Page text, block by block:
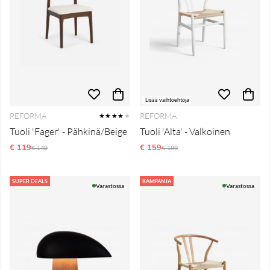
REFORMA ★★★★ ★
Tuoli 'Fager' - Pähkinä/Beige
€ 119Normaali hinta
€ 149
Lisää vaihtoehtoja
REFORMA
Tuoli 'Alta' - Valkoinen
€ 159Normaali hinta
€ 189
SUPER DEALS
Varastossa
KAMPANJA
Varastossa